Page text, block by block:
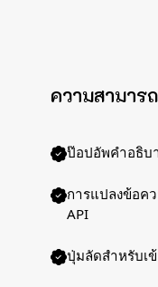
ความสามาร
ป๊อปอัพคำอธิบ
การแปลงข้อค
API
ปุ่มลัดสำหรับเ